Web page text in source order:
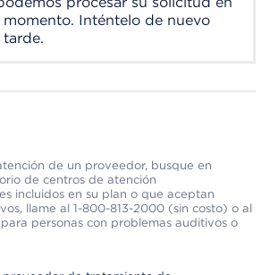
momento. Inténtelo de nuevo
tarde.
de un proveedor, busque en
de centros de atención
incluidos en su plan o que aceptan
llame al 1-800-813-2000 (sin costo) o al
personas con problemas auditivos o